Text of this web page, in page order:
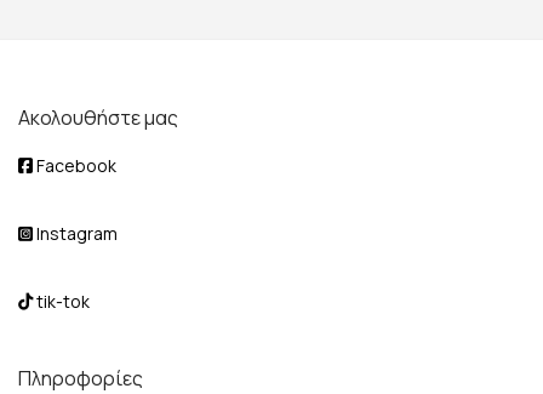
Ακολουθήστε μας
Facebook
Instagram
tik-tok
Πληροφορίες